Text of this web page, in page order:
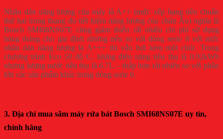
Nhãn dán năng lượng của máy là A++ (mức xếp hạng tiêu chuẩn
thứ hai trong thang đo tiết kiệm năng lượng của châu Âu) nghĩa là
Bosch SMI68NS07E cũng giảm thiểu rất nhiều chi phí sử dụng
hàng tháng cho gia đình nhưng nếu so với dòng serie 8 với mức
nhãn dán năng lượng là A+++ thì vẫn hơi kém một chút. Trong
chương trình Eco 50 độ C, lượng điện năng tiêu thụ là 0.92kWh
nhưng lượng nước tiêu thụ là 6.7L – thấp hơn rất nhiều so với phần
lớn các sản phẩm khác trong dòng serie 6.
3. Địa chỉ mua sắm máy rửa bát Bosch SMI68NS07E uy tín,
chính hãng